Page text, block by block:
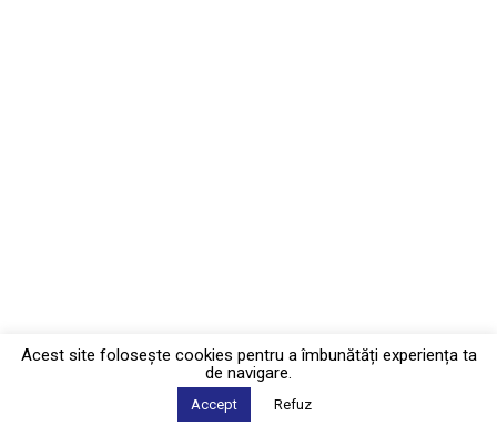
Acest site foloseşte cookies pentru a îmbunătăți experiența ta
de navigare.
Accept Refuz